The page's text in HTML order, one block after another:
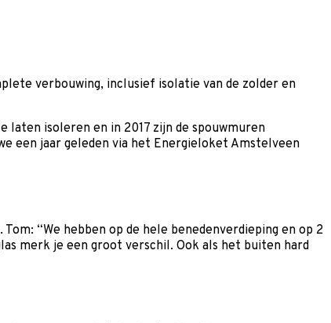
verbouwing, inclusief isolatie van de zolder en
laten isoleren en in 2017 zijn de spouwmuren
een jaar geleden via het Energieloket Amstelveen
“We hebben op de hele benedenverdieping en op 2
merk je een groot verschil. Ook als het buiten hard